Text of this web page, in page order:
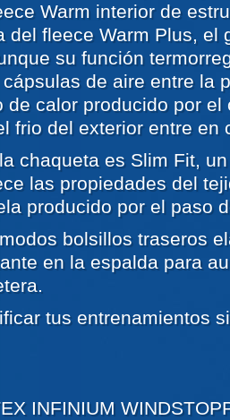
Warm interior de
del fleece Warm Plus, el
su función
de aire entre la
de calor producido por el
frio del exterior entre en
chaqueta es Slim Fit,
las propiedades del
producido por el paso
bolsillos traseros
en la espalda para
tus entrenamientos
INFINIUM